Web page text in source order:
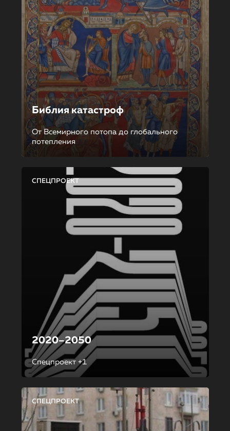
Библия катастроф
От Всемирного потопа до глобального
потепления
СПЕЦПРОЕКТ
2020–2050
Спецпроект +1
СПЕЦПРОЕКТ